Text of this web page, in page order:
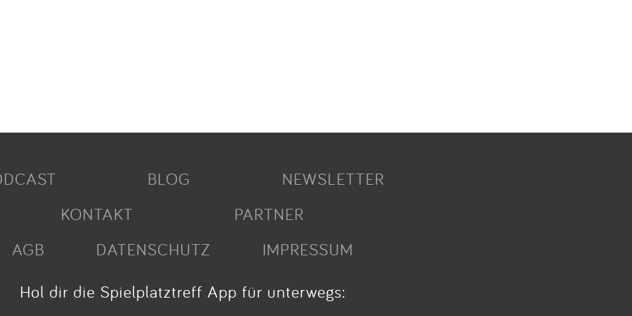
BLOG
NEWSLETTER
KONTAKT
PARTNER
AGB
DATENSCHUTZ
IMPRESSUM
Hol dir die Spielplatztreff App für unterwegs: